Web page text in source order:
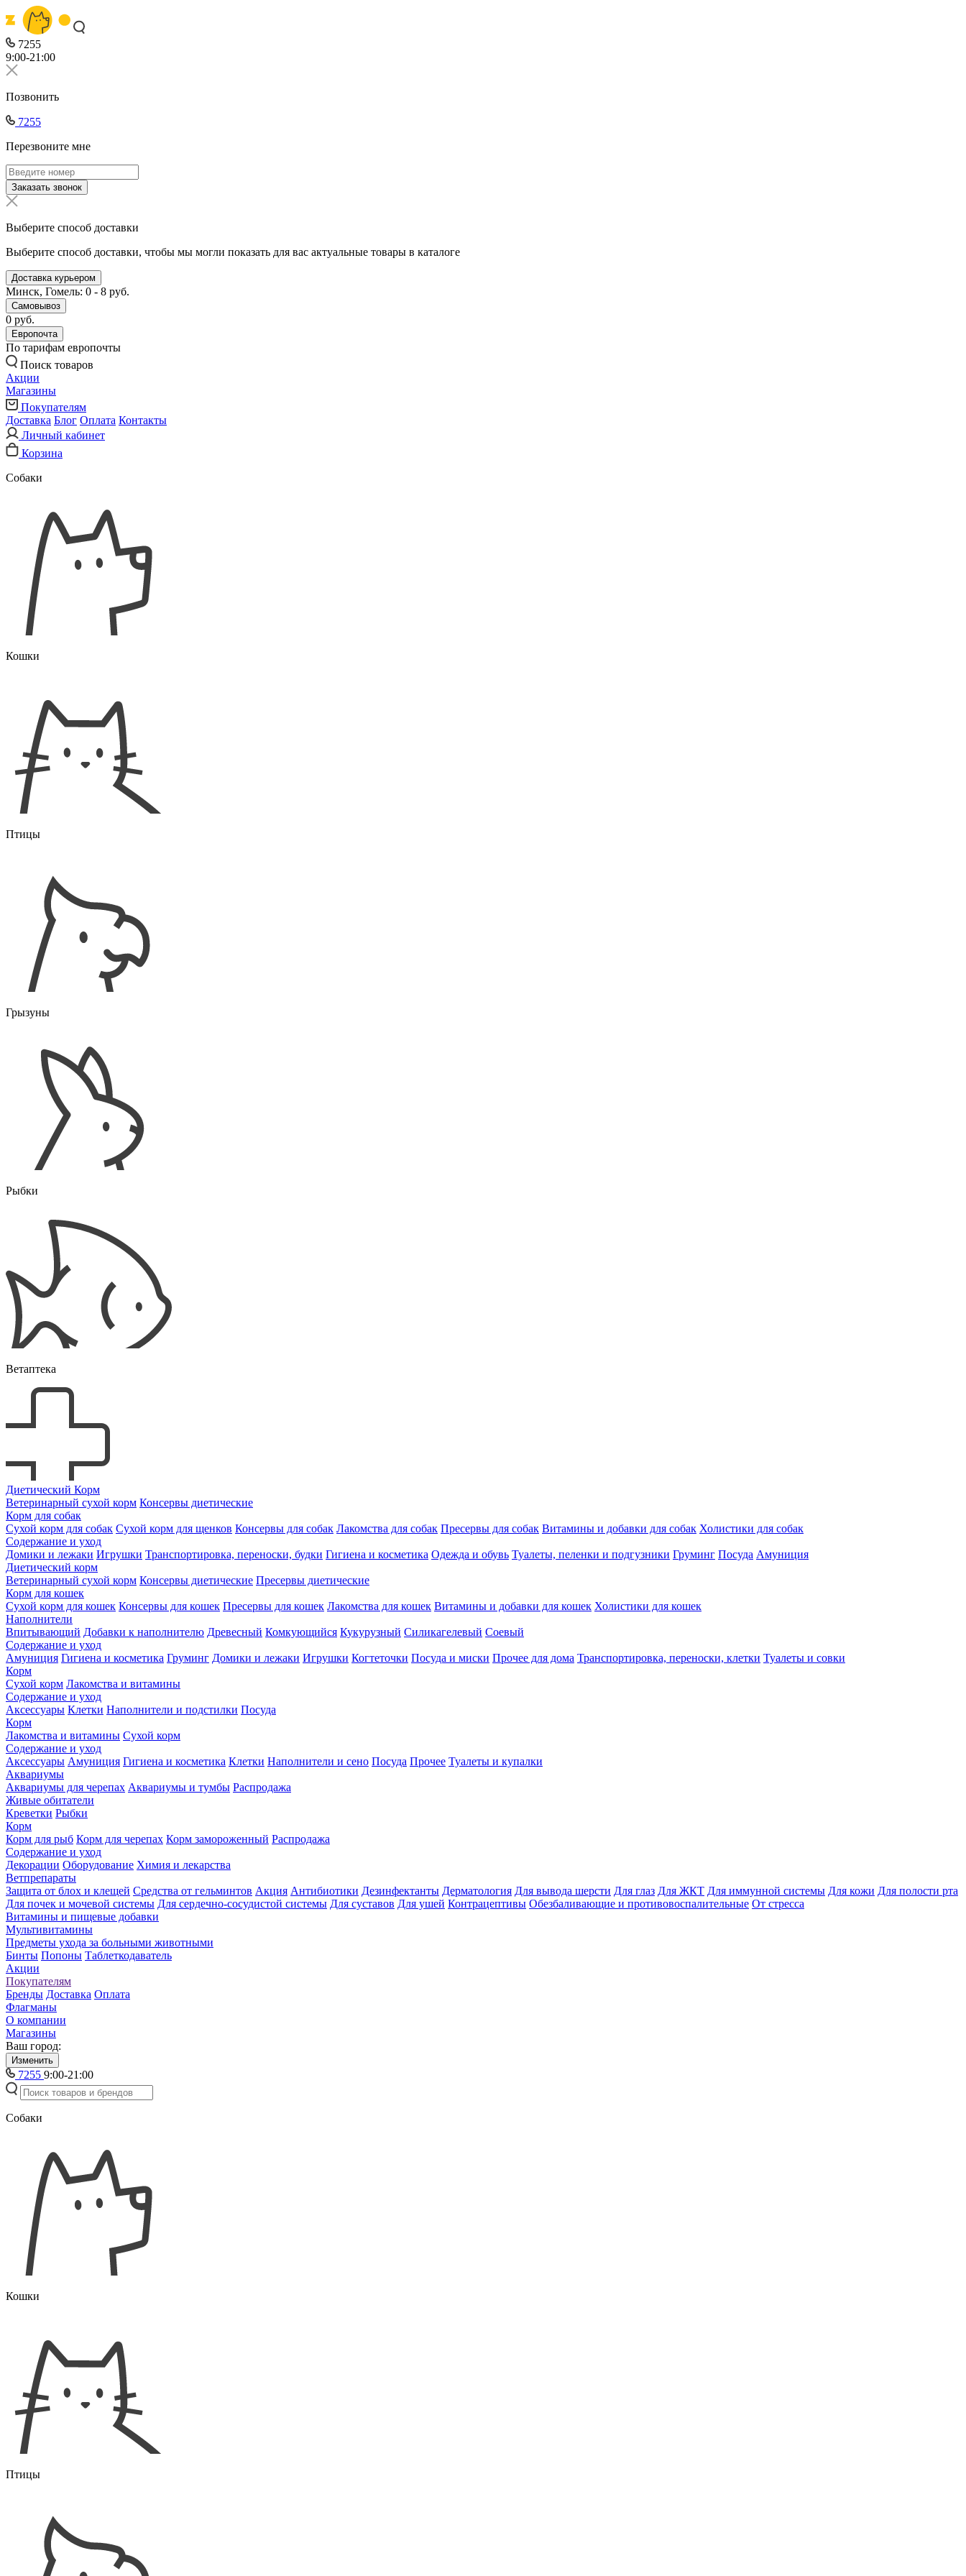
7255
9:00-21:00
Позвонить
7255
Перезвоните мне
Заказать звонок
Выберите способ доставки
Выберите способ доставки, чтобы мы могли показать для вас актуальные товары в каталоге
Доставка курьером
Минск, Гомель: 0 - 8 руб.
Самовывоз
0 руб.
Европочта
По тарифам европочты
Поиск товаров
Акции
Магазины
Покупателям
Доставка Блог Оплата Контакты
Личный кабинет
Корзина
Собаки
Кошки
Птицы
Грызуны
Рыбки
Ветаптека
Диетический Корм
Ветеринарный сухой корм Консервы диетические
Корм для собак
Сухой корм для собак Сухой корм для щенков Консервы для собак Лакомства для собак Пресервы для собак Витамины и добавки для собак Холистики для собак
Содержание и уход
Домики и лежаки Игрушки Транспортировка, переноски, будки Гигиена и косметика Одежда и обувь Туалеты, пеленки и подгузники Груминг Посуда Амуниция
Диетический корм
Ветеринарный сухой корм Консервы диетические Пресервы диетические
Корм для кошек
Сухой корм для кошек Консервы для кошек Пресервы для кошек Лакомства для кошек Витамины и добавки для кошек Холистики для кошек
Наполнители
Впитывающий Добавки к наполнителю Древесный Комкующийся Кукурузный Силикагелевый Соевый
Содержание и уход
Амуниция Гигиена и косметика Груминг Домики и лежаки Игрушки Когтеточки Посуда и миски Прочее для дома Транспортировка, переноски, клетки Туалеты и совки
Корм
Сухой корм Лакомства и витамины
Содержание и уход
Аксессуары Клетки Наполнители и подстилки Посуда
Корм
Лакомства и витамины Сухой корм
Содержание и уход
Аксессуары Амуниция Гигиена и косметика Клетки Наполнители и сено Посуда Прочее Туалеты и купалки
Аквариумы
Аквариумы для черепах Аквариумы и тумбы Распродажа
Живые обитатели
Креветки Рыбки
Корм
Корм для рыб Корм для черепах Корм замороженный Распродажа
Содержание и уход
Декорации Оборудование Химия и лекарства
Ветпрепараты
Защита от блох и клещей Средства от гельминтов Акция Антибиотики Дезинфектанты Дерматология Для вывода шерсти Для глаз Для ЖКТ Для иммунной системы Для кожи Для полости рта
Для почек и мочевой системы Для сердечно-сосудистой системы Для суставов Для ушей Контрацептивы Обезбаливающие и противовоспалительные От стресса
Витамины и пищевые добавки
Мультивитамины
Предметы ухода за больными животными
Бинты Попоны Таблеткодаватель
Акции
Покупателям
Бренды Доставка Оплата
Флагманы
О компании
Магазины
Ваш город:
Изменить
7255 9:00-21:00
Собаки
Кошки
Птицы